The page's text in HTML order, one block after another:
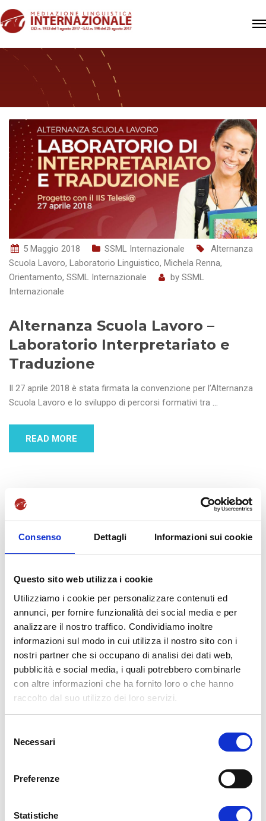
Consenso Dettagli Informazioni sui cookie
Questo sito web utilizza i cookie
Utilizziamo i cookie per personalizzare contenuti ed
annunci, per fornire funzionalità dei social media e per
analizzare il nostro traffico. Condividiamo inoltre
informazioni sul modo in cui utilizza il nostro sito con i
nostri partner che si occupano di analisi dei dati web,
pubblicità e social media, i quali potrebbero combinarle
con altre informazioni che ha fornito loro o che hanno
raccolto dal suo utilizzo dei loro servizi.
Necessari
Preferenze
Statistiche
5 Maggio 2018 SSML Internazionale
Alternanza
Scuola Lavoro, Laboratorio Linguistico, Michela Renna,
Orientamento, SSML Internazionale by SSML
Internazionale
Alternanza Scuola Lavoro –
Laboratorio Interpretariato e
Traduzione
Il 27 aprile 2018 è stata firmata la convenzione per l’Alternanza
Scuola Lavoro e lo sviluppo di percorsi formativi tra …
READ MORE
6 Marzo 2018 SSML Internazionale
Scuola Lavoro
SSML Internazionale Traiano ,Unifortunato,
Università Giustino Fortunato
by SSML Internazionale
Optimus Princeps Traiano –
Percorso d’alternanza scuola
Nell’ambito del progetto di ricerca “L’optimus princeps: diritto,
promosso dall’Università degli Studi “Giustino Fortunato” di
READ MORE